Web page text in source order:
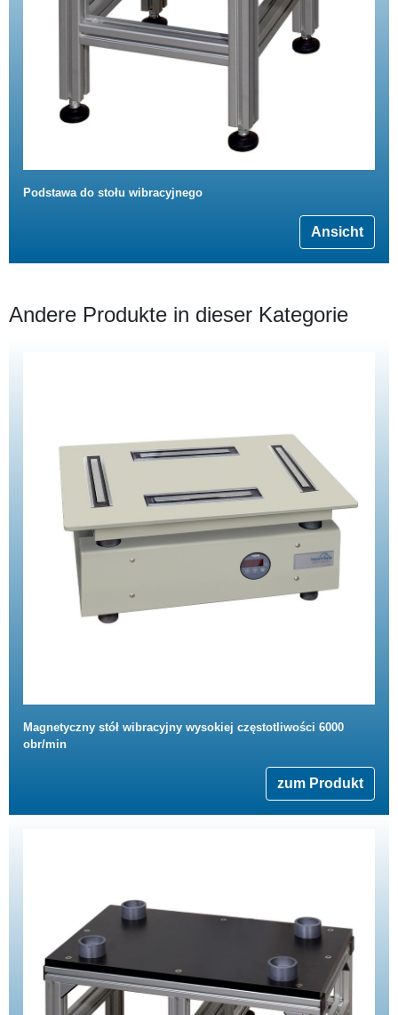
Podstawa do stołu wibracyjnego
Ansicht
Andere Produkte in dieser Kategorie
Magnetyczny stół wibracyjny wysokiej częstotliwości 6000
obr/min
zum Produkt